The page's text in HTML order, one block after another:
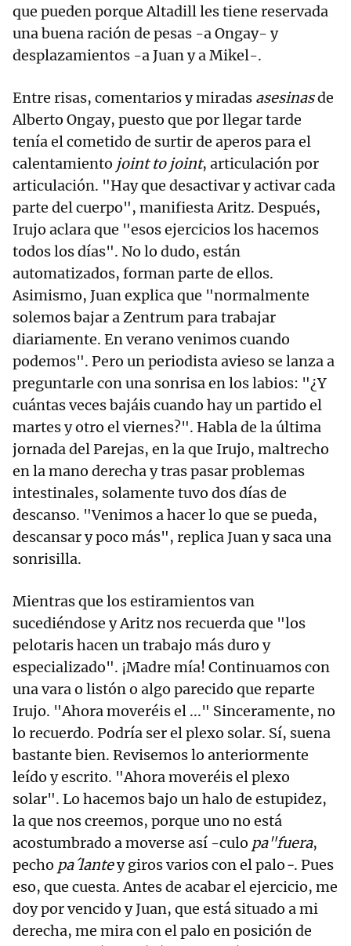
que pueden porque Altadill les tiene reservada
una buena ración de pesas -a Ongay- y
desplazamientos -a Juan y a Mikel-.
Entre risas, comentarios y miradas asesinasde
Alberto Ongay, puesto que por llegar tarde
tenía el cometido de surtir de aperos para el
calentamiento joint to joint, articulación por
articulación. "Hay que desactivar y activar cada
parte del cuerpo", manifiesta Aritz. Después,
Irujo aclara que "esos ejercicios los hacemos
todos los días". No lo dudo, están
automatizados, forman parte de ellos.
Asimismo, Juan explica que "normalmente
solemos bajar a Zentrum para trabajar
diariamente. En verano venimos cuando
podemos". Pero un periodista avieso se lanza a
preguntarle con una sonrisa en los labios: "¿Y
cuántas veces bajáis cuando hay un partido el
martes y otro el viernes?". Habla de la última
jornada del Parejas, en la que Irujo, maltrecho
en la mano derecha y tras pasar problemas
intestinales, solamente tuvo dos días de
descanso. "Venimos a hacer lo que se pueda,
descansar y poco más", replica Juan y saca una
sonrisilla.
Mientras que los estiramientos van
sucediéndose y Aritz nos recuerda que "los
pelotaris hacen un trabajo más duro y
especializado". ¡Madre mía! Continuamos con
una vara o listón o algo parecido que reparte
Irujo. "Ahora moveréis el ..." Sinceramente, no
lo recuerdo. Podría ser el plexo solar. Sí, suena
bastante bien. Revisemos lo anteriormente
leído y escrito. "Ahora moveréis el plexo
solar". Lo hacemos bajo un halo de estupidez,
la que nos creemos, porque uno no está
acostumbrado a moverse así -culo pa"fuera,
pecho pa´lantey giros varios con el palo-. Pues
eso, que cuesta. Antes de acabar el ejercicio, me
doy por vencido y Juan, que está situado a mi
derecha, me mira con el palo en posición de